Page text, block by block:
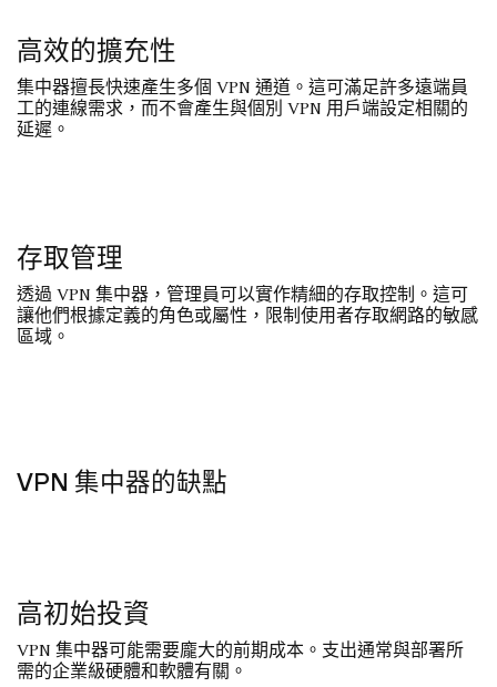
高效的擴充性
集中器擅長快速產生多個 VPN 通道。這可滿足許多遠端員
工的連線需求，而不會產生與個別 VPN 用戶端設定相關的
延遲。
存取管理
透過 VPN 集中器，管理員可以實作精細的存取控制。這可
讓他們根據定義的角色或屬性，限制使用者存取網路的敏感
區域。
VPN 集中器的缺點
高初始投資
VPN 集中器可能需要龐大的前期成本。支出通常與部署所
需的企業級硬體和軟體有關。